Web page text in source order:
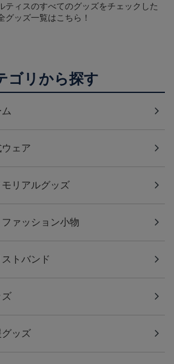
ティスのすべてのグッズをチェックした
グッズ一覧はこちら！
ゴリから探す
ェア
リアルグッズ
ァッション小物
トバンド
ズ
ッズ